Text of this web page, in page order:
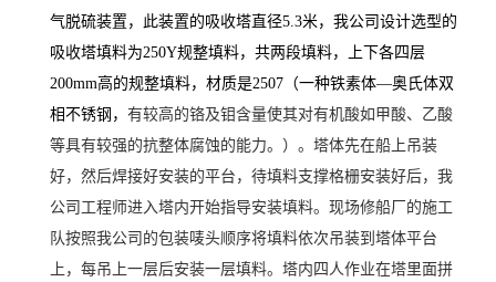
气脱硫装置，此装置的吸收塔直径5.3米，我公司设计选型的
吸收塔填料为250Y规整填料，共两段填料，上下各四层
200mm高的规整填料，材质是2507（一种铁素体—奥氏体双
相不锈钢， 有较高的铬及钼含量使其对有机酸如甲酸、乙酸
等具有较强的抗整体腐蚀的能力。）。塔体先在船上吊装
好，然后焊接好安装的平台，待填料支撑格栅安装好后，我
公司工程师进入塔内开始指导安装填料。现场修船厂的施工
队按照我公司的包装唛头顺序将填料依次吊装到塔体平台
上，每吊上一层后安装一层填料。塔内四人作业在塔里面拼